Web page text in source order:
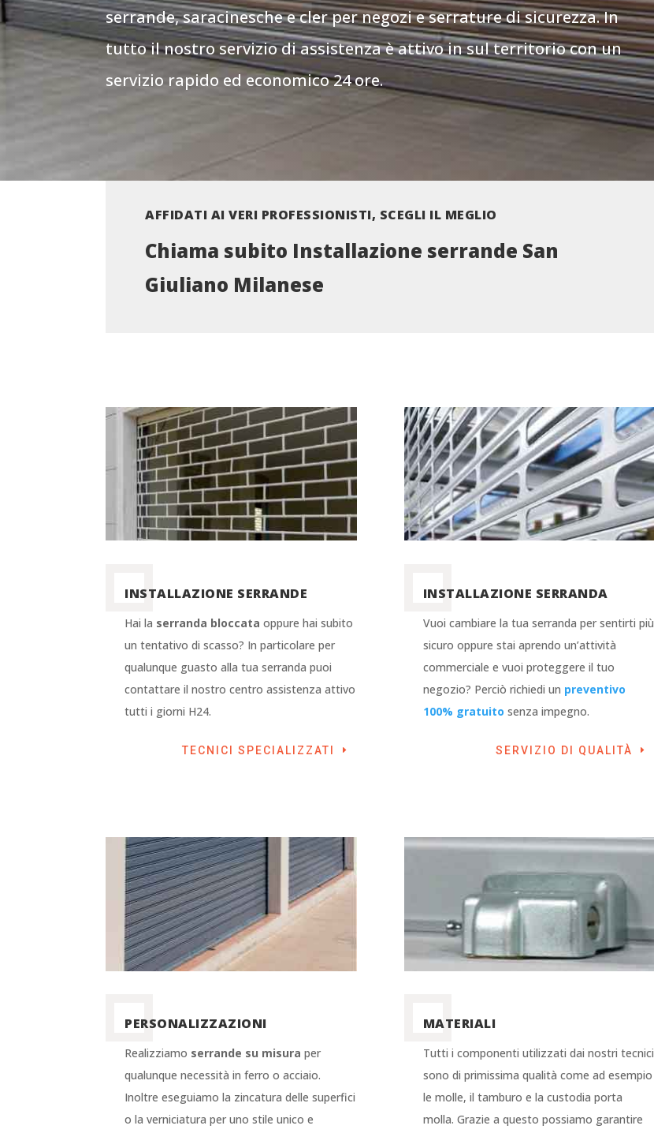
serrande, saracinesche e cler per negozi e serrature di sicurezza. In
tutto il nostro servizio di assistenza è attivo in sul territorio con un
servizio rapido ed economico 24 ore.
AFFIDATI AI VERI PROFESSIONISTI, SCEGLI IL MEGLIO
Chiama subito Installazione serrande San
Giuliano Milanese
INSTALLAZIONE SERRANDE
Hai la serranda bloccata oppure hai subito
un tentativo di scasso? In particolare per
qualunque guasto alla tua serranda puoi
contattare il nostro centro assistenza attivo
tutti i giorni H24.
TECNICI SPECIALIZZATI
INSTALLAZIONE SERRANDA
Vuoi cambiare la tua serranda per sentirti più
sicuro oppure stai aprendo un’attività
commerciale e vuoi proteggere il tuo
negozio? Perciò richiedi un preventivo
100% gratuito senza impegno.
SERVIZIO DI QUALITÀ
PERSONALIZZAZIONI
Realizziamo serrande su misura per
qualunque necessità in ferro o acciaio.
Inoltre eseguiamo la zincatura delle superfici
o la verniciatura per uno stile unico e
MATERIALI
Tutti i componenti utilizzati dai nostri tecnici
sono di primissima qualità come ad esempio
le molle, il tamburo e la custodia porta
molla. Grazie a questo possiamo garantire